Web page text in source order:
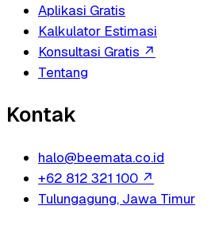
Aplikasi Gratis
Kalkulator Estimasi
Konsultasi Gratis ↗
Tentang
Kontak
halo@beemata.co.id
+62 812 321 100 ↗
Tulungagung, Jawa Timur